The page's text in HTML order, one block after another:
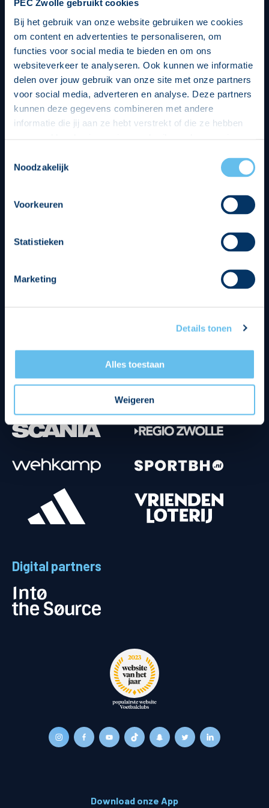
PEC Zwolle gebruikt cookies
Bij het gebruik van onze website gebruiken we cookies
om content en advertenties te personaliseren, om
functies voor social media te bieden en om ons
websiteverkeer te analyseren. Ook kunnen we informatie
delen over jouw gebruik van onze site met onze partners
voor social media, adverteren en analyse. Deze partners
kunnen deze gegevens combineren met andere
informatie die jij aan ze hebt verstrekt of die ze hebben
op een veilige en integere wijze. Je kunt je toestemming
beheren op de privacy- en cookieverklaring pagina.
Noodzakelijk
Voorkeuren
Statistieken
Marketing
Details tonen
Alles toestaan
Weigeren
Digital partners
Download onze App